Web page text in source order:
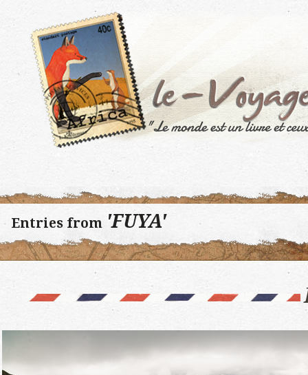
Entries from 'FUYA'